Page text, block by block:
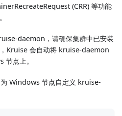
(CRR) 等功能
daemon，请确保集群中已安装
Kruise 会自动将 kruise-daemon
点上。
Windows 节点自定义 kruise-